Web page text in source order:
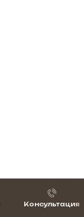
Консультация